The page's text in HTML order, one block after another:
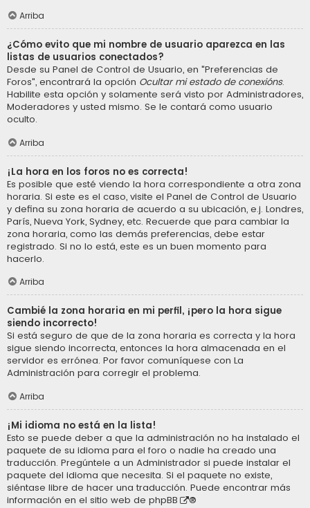
Arriba
¿Cómo evito que mi nombre de usuario aparezca en las
listas de usuarios conectados?
Desde su Panel de Control de Usuario, en "Preferencias de
Foros", encontrará la opción Ocultar mi estado de conexións.
Habilite esta opción y solamente será visto por Administradores,
Moderadores y usted mismo. Se le contará como usuario
oculto.
Arriba
¡La hora en los foros no es correcta!
Es posible que esté viendo la hora correspondiente a otra zona
horaria. Si este es el caso, visite el Panel de Control de Usuario
y defina su zona horaria de acuerdo a su ubicación, e.j. Londres,
París, Nueva York, Sydney, etc. Recuerde que para cambiar la
zona horaria, como las demás preferencias, debe estar
registrado. Si no lo está, este es un buen momento para
hacerlo.
Arriba
Cambié la zona horaria en mi perfil, ¡pero la hora sigue
siendo incorrecto!
Si está seguro de que de la zona horaria es correcta y la hora
sigue siendo incorrecta, entonces la hora almacenada en el
servidor es errónea. Por favor comuníquese con La
Administración para corregir el problema.
Arriba
¡Mi idioma no está en la lista!
Esto se puede deber a que la administración no ha instalado el
paquete de su idioma para el foro o nadie ha creado una
traducción. Pregúntele a un Administrador si puede instalar el
paquete del idioma que necesita. Si el paquete no existe,
siéntase libre de hacer una traducción. Puede encontrar más
información en el sitio web de phpBB ®